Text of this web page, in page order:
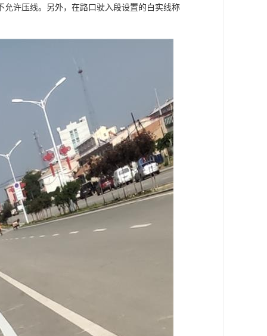
许压线。另外，在路口驶入段设置的白实线称